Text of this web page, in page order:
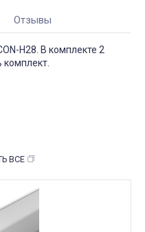
Отзывы
H28. В комплекте 2
комплект.
ВСЕ